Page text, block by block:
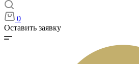
0
Оставить заявку